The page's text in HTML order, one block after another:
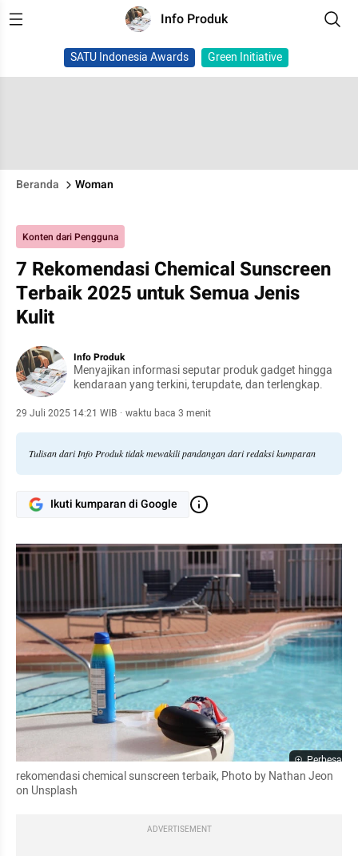
Info Produk
SATU Indonesia Awards Green Initiative
Beranda Woman
Konten dari Pengguna
7 Rekomendasi Chemical Sunscreen
Terbaik 2025 untuk Semua Jenis
Kulit
Info Produk
Menyajikan informasi seputar produk gadget hingga
kendaraan yang terkini, terupdate, dan terlengkap.
29 Juli 2025 14:21 WIB · waktu baca 3 menit
Tulisan dari Info Produk tidak mewakili pandangan dari redaksi kumparan
Ikuti kumparan di Google
Perbesar
rekomendasi chemical sunscreen terbaik, Photo by Nathan Jeon
on Unsplash
ADVERTISEMENT